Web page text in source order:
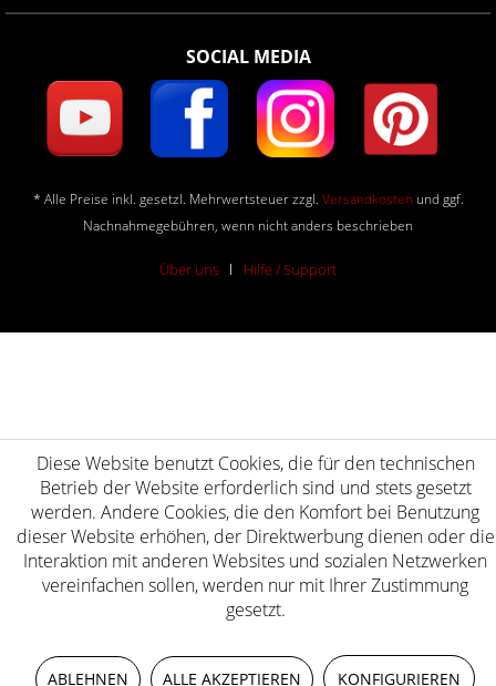
SOCIAL MEDIA
* Alle Preise inkl. gesetzl. Mehrwertsteuer zzgl. Versandkosten und ggf.
Nachnahmegebühren, wenn nicht anders beschrieben
Über uns Hilfe / Support
Diese Website benutzt Cookies, die für den technischen
Betrieb der Website erforderlich sind und stets gesetzt
werden. Andere Cookies, die den Komfort bei Benutzung
dieser Website erhöhen, der Direktwerbung dienen oder die
Interaktion mit anderen Websites und sozialen Netzwerken
vereinfachen sollen, werden nur mit Ihrer Zustimmung
gesetzt.
ABLEHNEN ALLE AKZEPTIEREN KONFIGURIEREN